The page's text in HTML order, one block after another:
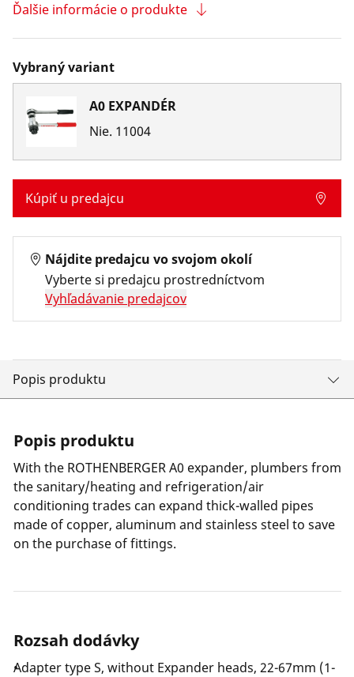
Ďalšie informácie o produkte
Vybraný variant
A0 EXPANDÉR
Nie. 11004
Kúpiť u predajcu
Nájdite predajcu vo svojom okolí
Vyberte si predajcu prostredníctvom
Vyhľadávanie predajcov
Popis produktu
Popis produktu
With the ROTHENBERGER A0 expander, plumbers from
the sanitary/heating and refrigeration/air
conditioning trades can expand thick-walled pipes
made of copper, aluminum and stainless steel to save
on the purchase of fittings.
Rozsah dodávky
Adapter type S, without Expander heads, 22-67mm (1-